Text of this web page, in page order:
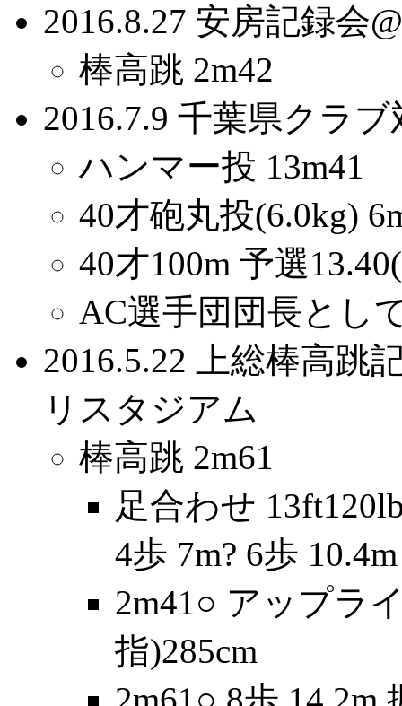
2016.8.27 安房記録会
棒高跳 2m42
2016.7.9 千葉県クラ
ハンマー投 13m41
40才砲丸投(6.0kg)
40才100m 予選
AC選手団団長とし
2016.5.22 上総棒高跳
リスタジアム
棒高跳 2m61
足合わせ
4歩 7m? 6歩
2m41○ アップラ
指)285cm